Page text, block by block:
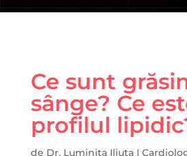
Ce sunt
sânge? Ce
profilul
de Dr. Luminita Iliuta|